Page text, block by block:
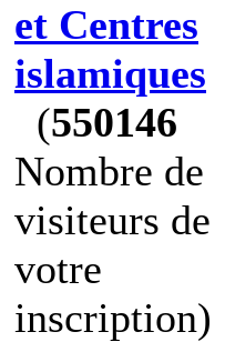
et Centres
islamiques
(550146
Nombre de
visiteurs de
votre
inscription)